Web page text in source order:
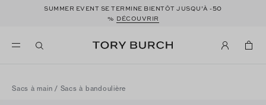
SUMMER EVENT SE TERMINE BIENTÔT JUSQU’À -50
% DÉCOUVRIR
Sacs à main / Sacs à bandoulière